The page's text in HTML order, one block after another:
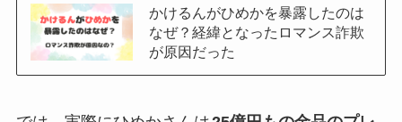
かけるんがひめかを暴露したのは
なぜ？経緯となったロマンス詐欺
が原因だった